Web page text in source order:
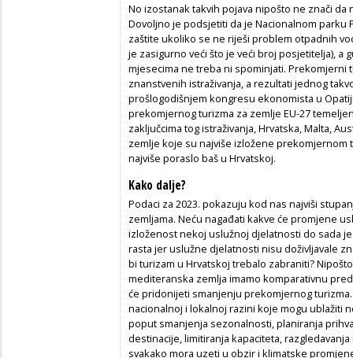
No izostanak takvih pojava nipošto ne znači
Dovoljno je podsjetiti da je Nacionalnom parku
zaštite ukoliko se ne riješi problem otpadnih
je zasigurno veći što je veći broj posjetitelja), a
mjesecima ne treba ni spominjati. Prekomjerni
znanstvenih istraživanja, a rezultati jednog
prošlogodišnjem kongresu ekonomista u
prekomjernog turizma za zemlje EU-27
zaključcima tog istraživanja, Hrvatska, Malta,
zemlje koje su najviše izložene prekomjernom
najviše poraslo baš u Hrvatskoj.
Kako dalje?
Podaci za 2023. pokazuju kod nas najviši
zemljama. Neću nagađati kakve će promjene
izloženost nekoj uslužnoj djelatnosti do sada
rasta jer uslužne djelatnosti nisu doživljavale
bi turizam u Hrvatskoj trebalo zabraniti?
mediteranska zemlja imamo komparativnu
će pridonijeti smanjenju prekomjernog
nacionalnoj i lokalnoj razini koje mogu ublažiti
poput smanjenja sezonalnosti, planiranja
destinacije, limitiranja kapaciteta,
svakako mora uzeti u obzir i klimatske